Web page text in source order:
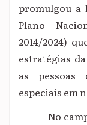
promulgou a
Plano
2014/2024)
estratégias
as pessoas
especiais em
No campo